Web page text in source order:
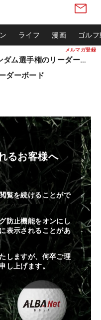
メルマガ登録
ライフ 漫画 ゴル
松山英樹ら出場 ウィンダム選手権のリーダーボード
ダーボード
るお客様へ
覧を続けることがで
防止機能をオンにし
表示されることがあ
しますが、何卒ご理
し上げます。